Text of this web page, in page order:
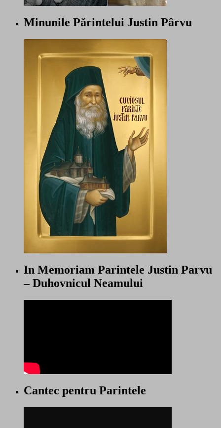
Minunile Părintelui Justin Pârvu
In Memoriam Parintele Justin Parvu
– Duhovnicul Neamului
Cantec pentru Parintele